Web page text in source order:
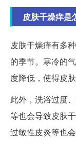
皮肤干燥痒是
皮肤干燥痒有多
的季节。寒冷的
度降低，使得皮
此外，洗浴过度
等也会导致皮肤
过敏性皮炎等也